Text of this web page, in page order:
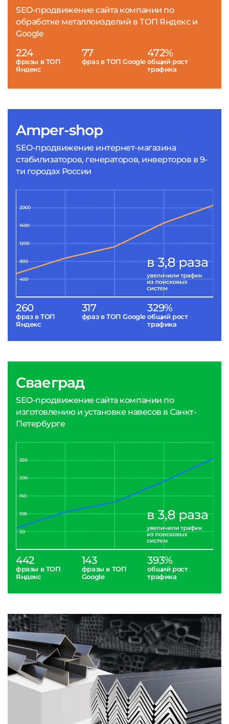
Amper-shop
SEO-продвижение интернет-магазина
стабилизаторов, генераторов, инверторов в 9-
ти городах России
260
фраз в ТОП
Яндекс
317
фраз в ТОП Google
329%
общий рост
трафика
SEO-продвижение сайта компании по
обработке металлоизделий в ТОП Яндекс и
Google
224
фразы в ТОП
Яндекс
77
фраз в ТОП Google
472%
общий рост
трафика
Сваеград
SEO-продвижение сайта компании по
изготовлению и установке навесов в Санкт-
Петербурге
442
фразы в ТОП
Яндекс
143
фразы в ТОП
Google
393%
общий рост
трафика